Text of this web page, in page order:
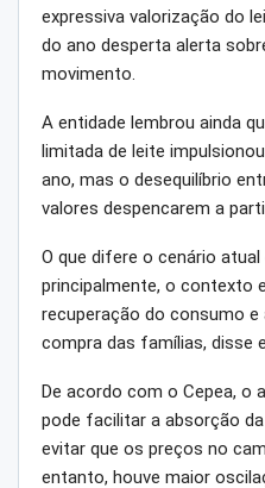
expressiva valorização do
do ano desperta alerta
movimento.
A entidade lembrou ainda
limitada de leite
ano, mas o desequilíbrio
valores despencarem a
O que difere o cenário atual
principalmente, o contexto
recuperação do consumo
compra das famílias, disse
De acordo com o Cepea, o
pode facilitar a absorção
evitar que os preços no
entanto, houve maior